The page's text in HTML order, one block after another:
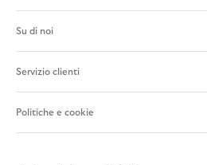
Su di noi
Servizio clienti
Politiche e cookie